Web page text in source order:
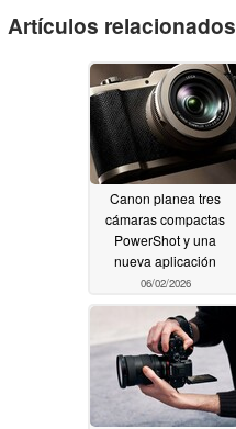
Artículos relacionados
Canon planea tres
cámaras compactas
PowerShot y una
nueva aplicación
06/02/2026